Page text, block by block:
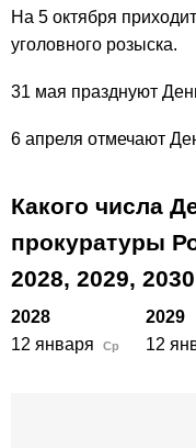
На 5 октября
уголовного розыска.
31 мая празднуют
6 апреля отмечают
Какого числа
прокуратуры
2028, 2029, 2030
2028 2029
12 января
Ср 12